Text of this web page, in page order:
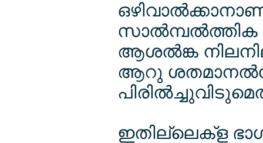
ആശല്‍ങ്ക
ആറു
ഇതില്ലെക്ള